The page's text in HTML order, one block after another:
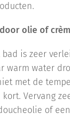
olie of
bad is zeer
warm water
met de
Vervang
of